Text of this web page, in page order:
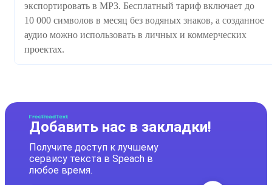
экспортировать в MP3. Бесплатный тариф включает до
10 000 символов в месяц без водяных знаков, а созданное
аудио можно использовать в личных и коммерческих
проектах.
Добавить нас в закладки!
Получите доступ к лучшему
сервису текста в Speach в
любое время.